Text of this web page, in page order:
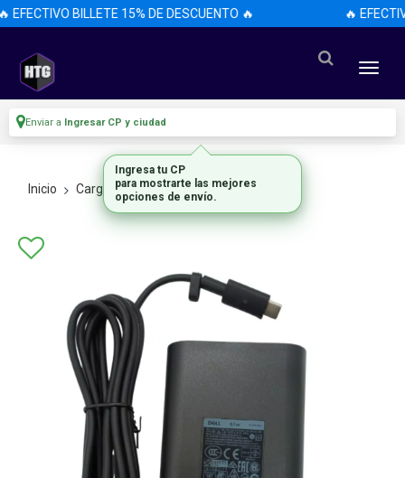
EFECTIVO BILLETE 15% DE DESCUENTO 🔥 🔥
Enviar a Ingresar CP y ciudad
Inicio Cargadores De Notebook
Ingresa tu CP
para mostrarte las mejores
opciones de envío.